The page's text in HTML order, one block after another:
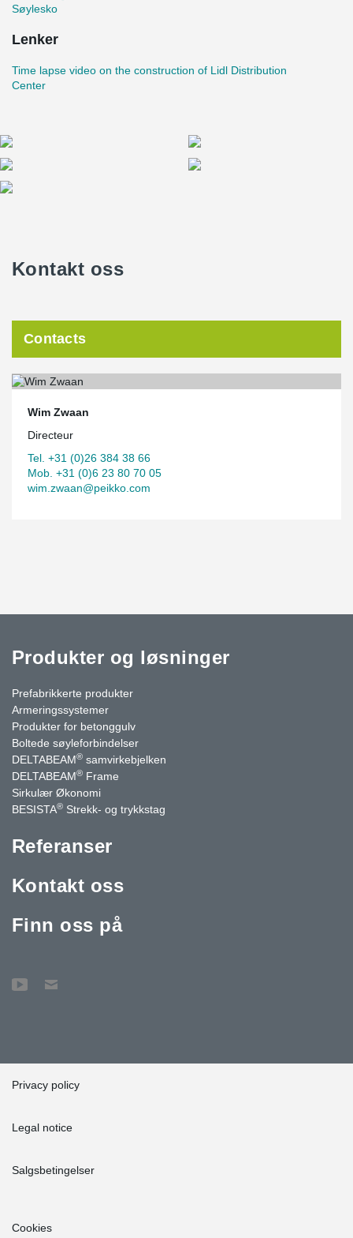
Søylesko
Lenker
Time lapse video on the construction of Lidl Distribution
Center
Kontakt oss
Contacts
Wim Zwaan
Directeur
Tel. +31 (0)26 384 38 66
Mob. +31 (0)6 23 80 70 05
wim.zwaan@peikko.com
Produkter og løsninger
Prefabrikkerte produkter
Armeringssystemer
Produkter for betonggulv
Boltede søyleforbindelser
DELTABEAM® samvirkebjelken
DELTABEAM® Frame
Sirkulær Økonomi
BESISTA® Strekk- og trykkstag
Referanser
Kontakt oss
Finn oss på
Privacy policy
Legal notice
Salgsbetingelser
Cookies